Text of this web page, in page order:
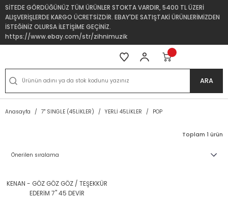
SİTEDE GÖRDÜĞÜNÜZ TÜM ÜRÜNLER STOKTA VARDIR, 5400 TL ÜZERİ
ALIŞVERİŞLERDE KARGO ÜCRETSİZDİR. EBAY'DE SATIŞTAKİ ÜRÜNLERİMİZDEN
İSTEĞİNİZ OLURSA İLETİŞİME GEÇİNİZ.
https://www.ebay.com/str/zihnimuzik
ARA
Anasayfa 7'' SINGLE (45LİKLER) YERLİ 45LİKLER POP
Toplam 1 ürün
KENAN - GÖZ GÖZ GÖZ / TEŞEKKÜR
EDERİM 7'' 45 DEVİR